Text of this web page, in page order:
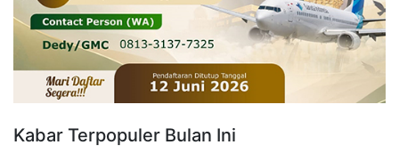
Kabar Terpopuler Bulan Ini